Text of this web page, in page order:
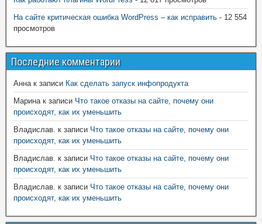
На сайте критическая ошибка WordPress – как исправить - 12 554
просмотров
Последние комментарии
Анна к записи Как сделать запуск инфопродукта
Марина к записи Что такое отказы на сайте, почему они
происходят, как их уменьшить
Владислав. к записи Что такое отказы на сайте, почему они
происходят, как их уменьшить
Владислав. к записи Что такое отказы на сайте, почему они
происходят, как их уменьшить
Владислав. к записи Что такое отказы на сайте, почему они
происходят, как их уменьшить